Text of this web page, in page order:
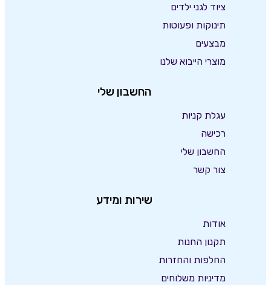
ציוד לגני ילדים
תינוקות ופעוטות
מבצעים
מוצרי הייבוא שלנו
החשבון שלי
עגלת קניות
רכישה
החשבון שלי
צור קשר
שירות ומידע
אודות
תקנון החנות
החלפות והחזרות
מדיניות משלוחים